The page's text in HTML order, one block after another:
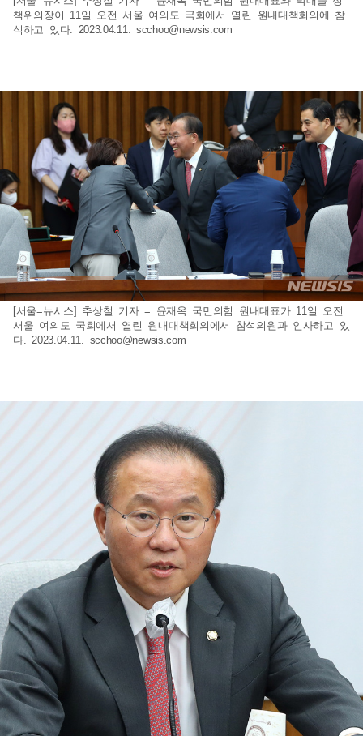
책위의장이 11일 오전 서울 여의도 국회에서 열린 원내대책회의에 참
석하고 있다. 2023.04.11. scchoo@newsis.com
[서울=뉴시스] 추상철 기자 = 윤재옥 국민의힘 원내대표가 11일 오전
서울 여의도 국회에서 열린 원내대책회의에서 참석의원과 인사하고 있
다. 2023.04.11. scchoo@newsis.com